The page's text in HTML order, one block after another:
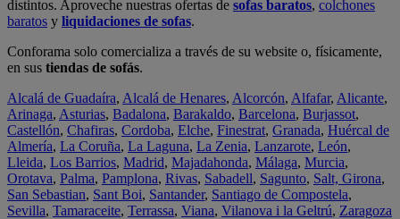
distintos. Aproveche nuestras ofertas de sofas baratos, colchones
baratos y liquidaciones de sofas.
Conforama solo comercializa a través de su website o, físicamente,
en sus tiendas de sofás.
Alcalá de Guadaíra, Alcalá de Henares, Alcorcón, Alfafar, Alicante,
Arinaga, Asturias, Badalona, Barakaldo, Barcelona, Burjassot,
Castellón, Chafiras, Cordoba, Elche, Finestrat, Granada, Huércal de
Almería, La Coruña, La Laguna, La Zenia, Lanzarote, León,
Lleida, Los Barrios, Madrid, Majadahonda, Málaga, Murcia,
Orotava, Palma, Pamplona, Rivas, Sabadell, Sagunto, Salt, Girona,
San Sebastian, Sant Boi, Santander, Santiago de Compostela,
Sevilla, Tamaraceite, Terrassa, Viana, Vilanova i la Geltrú, Zaragoza